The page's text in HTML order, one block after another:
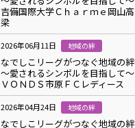
吉備国際大学Ｃｈａｒｍｅ岡山高
梁
2026年06月11日 地域の絆
なでしこリーグがつなぐ地域の絆
～愛されるシンボルを目指して～
ＶＯＮＤＳ市原ＦＣレディース
2026年04月24日 地域の絆
なでしこリーグがつなぐ地域の絆